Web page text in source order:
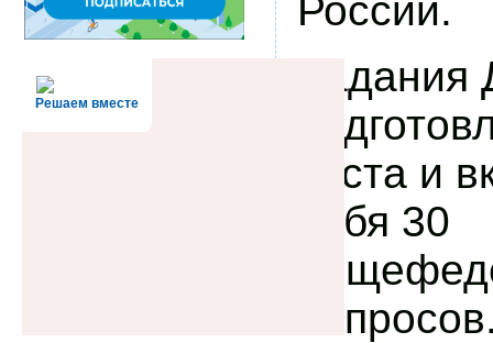
России.
Задания
теста и
себя 30
Решаем вместе